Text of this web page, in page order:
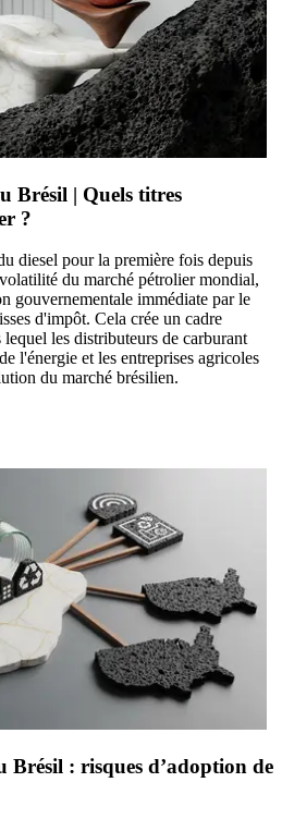
Brésil | Quels titres
?
diesel pour la première fois depuis
du marché pétrolier mondial,
gouvernementale immédiate par le
d'impôt. Cela crée un cadre
les distributeurs de carburant
l'énergie et les entreprises agricoles
du marché brésilien.
Brésil : risques d’adoption de